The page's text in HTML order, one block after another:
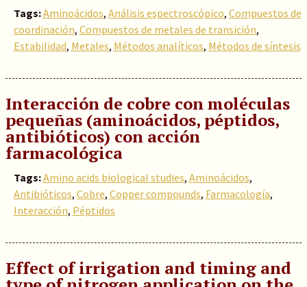
Tags:Aminoácidos, Análisis espectroscópico, Compuestos de
coordinación, Compuestos de metales de transición,
Estabilidad, Metales, Métodos analíticos, Métodos de síntesis
Interacción de cobre con moléculas
pequeñas (aminoácidos, péptidos,
antibióticos) con acción
farmacológica
Tags:Amino acids biological studies, Aminoácidos,
Antibióticos, Cobre, Copper compounds, Farmacología,
Interacción, Péptidos
Effect of irrigation and timing and